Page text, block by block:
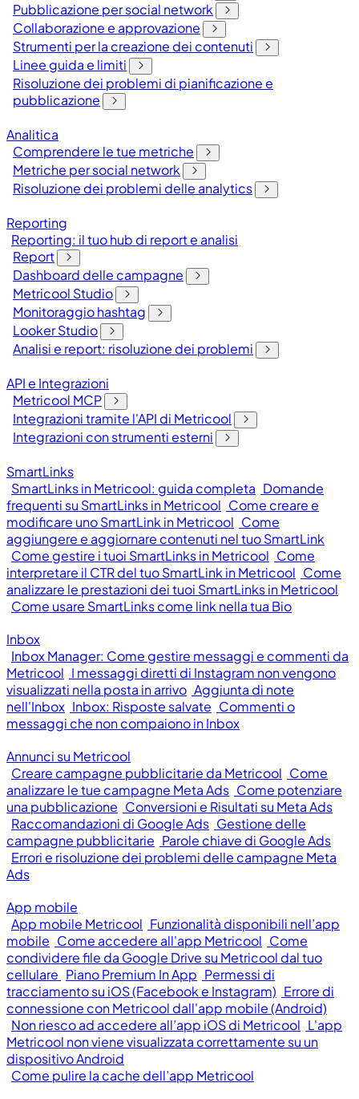
Pubblicazione per social network
Collaborazione e approvazione
Strumenti per la creazione dei contenuti
Linee guida e limiti
Risoluzione dei problemi di pianificazione e
pubblicazione
Analitica
Comprendere le tue metriche
Metriche per social network
Risoluzione dei problemi delle analytics
Reporting
Reporting: il tuo hub di report e analisi
Report
Dashboard delle campagne
Metricool Studio
Monitoraggio hashtag
Looker Studio
Analisi e report: risoluzione dei problemi
API e Integrazioni
Metricool MCP
Integrazioni tramite l'API di Metricool
Integrazioni con strumenti esterni
SmartLinks
SmartLinks in Metricool: guida completa Domande
frequenti su SmartLinks in Metricool Come creare e
modificare uno SmartLink in Metricool Come
aggiungere e aggiornare contenuti nel tuo SmartLink
Come gestire i tuoi SmartLinks in Metricool Come
interpretare il CTR del tuo SmartLink in Metricool Come
analizzare le prestazioni dei tuoi SmartLinks in Metricool
Come usare SmartLinks come link nella tua Bio
Inbox
Inbox Manager: Come gestire messaggi e commenti da
Metricool I messaggi diretti di Instagram non vengono
visualizzati nella posta in arrivo Aggiunta di note
nell'Inbox Inbox: Risposte salvate Commenti o
messaggi che non compaiono in Inbox
Annunci su Metricool
Creare campagne pubblicitarie da Metricool Come
analizzare le tue campagne Meta Ads Come potenziare
una pubblicazione Conversioni e Risultati su Meta Ads
Raccomandazioni di Google Ads Gestione delle
campagne pubblicitarie Parole chiave di Google Ads
Errori e risoluzione dei problemi delle campagne Meta
Ads
App mobile
App mobile Metricool Funzionalità disponibili nell’app
mobile Come accedere all'app Metricool Come
condividere file da Google Drive su Metricool dal tuo
cellulare Piano Premium In App Permessi di
tracciamento su iOS (Facebook e Instagram) Errore di
connessione con Metricool dall'app mobile (Android)
Non riesco ad accedere all’app iOS di Metricool L'app
Metricool non viene visualizzata correttamente su un
dispositivo Android
Come pulire la cache dell’app Metricool